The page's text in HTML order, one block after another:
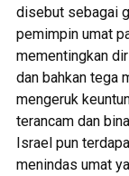
disebut sebagai
pemimpin umat
mementingkan
dan bahkan tega
mengeruk
terancam dan
Israel pun
menindas umat